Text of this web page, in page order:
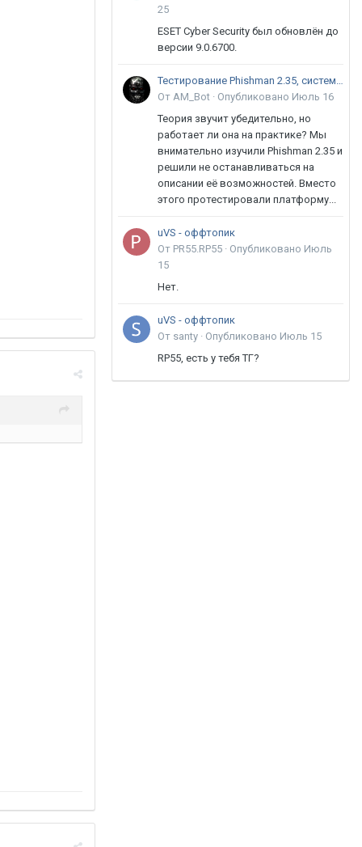
25
ESET Cyber Security был обновлён до
версии 9.0.6700.
Тестирование Phishman 2.35, системы повышения осведомлённости пользователей в сфере ИБ
От AM_Bot · Опубликовано Июль 16
Теория звучит убедительно, но
работает ли она на практике? Мы
внимательно изучили Phishman 2.35 и
решили не останавливаться на
описании её возможностей. Вместо
этого протестировали платформу...
uVS - оффтопик
От PR55.RP55 · Опубликовано Июль
15
Нет.
uVS - оффтопик
От santy · Опубликовано Июль 15
RP55, есть у тебя ТГ?